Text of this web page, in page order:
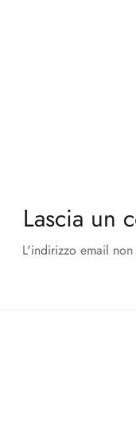
Lascia un
L'indirizzo email